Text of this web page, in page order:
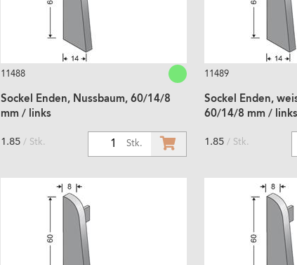
11488
Sockel Enden, Nussbaum, 60/14/8
mm / links
Stk.
1.85 / Stk.
11489
Sockel Enden,
60/14/8 mm / links
1.85 / Stk.